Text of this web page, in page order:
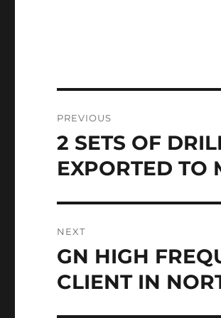
navigation
PREVIOUS
Previous
post:
2 SETS OF
EXPORTED TO
NEXT
Next
post:
GN HIGH
CLIENT IN